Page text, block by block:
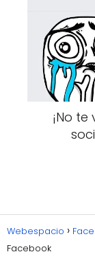
¡No
Webespacio
Facebook